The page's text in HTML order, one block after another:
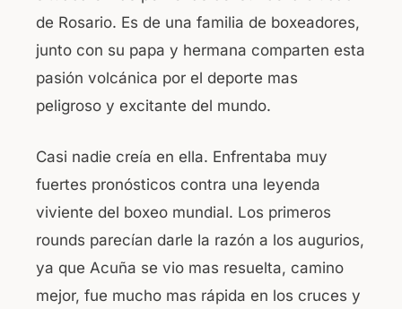
de Rosario. Es de una familia de boxeadores,
junto con su papa y hermana comparten esta
pasión volcánica por el deporte mas
peligroso y excitante del mundo.
Casi nadie creía en ella. Enfrentaba muy
fuertes pronósticos contra una leyenda
viviente del boxeo mundial. Los primeros
rounds parecían darle la razón a los augurios,
ya que Acuña se vio mas resuelta, camino
mejor, fue mucho mas rápida en los cruces y